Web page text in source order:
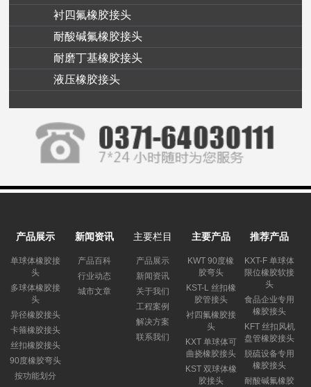
衬四氟橡胶接头
耐酸碱氟橡胶接头
耐磨丁基橡胶接头
液压橡胶接头
产品展示
单球体橡胶接
头
多球体橡胶接
头
异径橡胶接头
卡箍橡胶接头
丝扣橡胶接头
90度橡胶弯头
按功能划分
新闻资讯
产品百科
行业动态
城市文章
主要栏目
产品展示
新闻资讯
关于我们
工程案例
解决方案
联系我们
主要产品
KWT 90度橡
胶弯头
KST-L 丝扣橡
胶管接头
衬四氟橡胶接
头
KXT 单球体可
曲挠橡胶接头
KST 双球体橡
胶接头
推荐产品
KXT-F 单球体
限位橡胶软接
头
食品企业专用
橡胶接头
KFT 丝扣风机
盘管橡胶接头
脱硫设备专用
橡胶接头
耐酸碱氟橡胶